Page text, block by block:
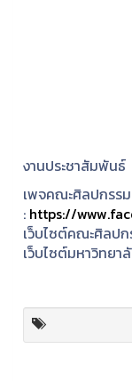
งานประชาสัมพันธ์
เพจคณะศิลปกรร
: https://
เว็บไซต์คณะศิลป
เว็บไซต์มหาวิทยา